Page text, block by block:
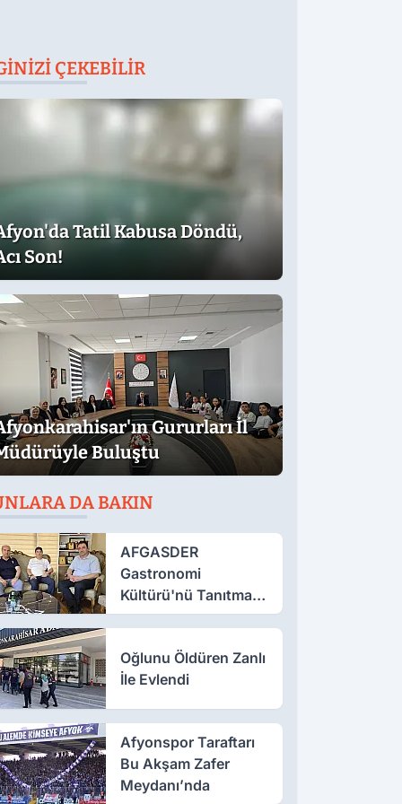
ÇEKEBILIR
Tatil Kabusa Döndü,
Son!
Gururları İl
Buluştu
DA BAKIN
AFGASDER
Gastronomi
Kültürü'nü Tanıtmak
İçin Çalışıyor
Oğlunu Öldüren Zanlı
İle Evlendi
Afyonspor Taraftarı
Bu Akşam Zafer
Meydanı’nda